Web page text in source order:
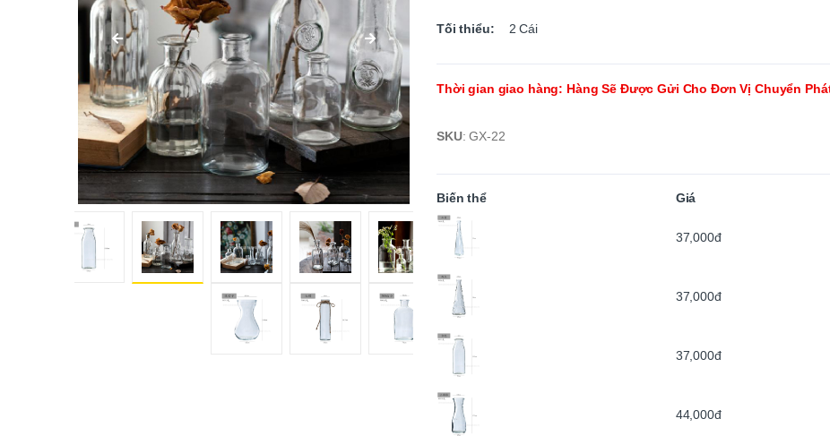
Tối thiểu: 2 Cái
Thời gian giao hàng: Hàng Sẽ Được Gửi Cho Đơn Vị Chuyển
SKU:GX-22
Biến thể Giá
37,000đ
37,000đ
37,000đ
44,000đ